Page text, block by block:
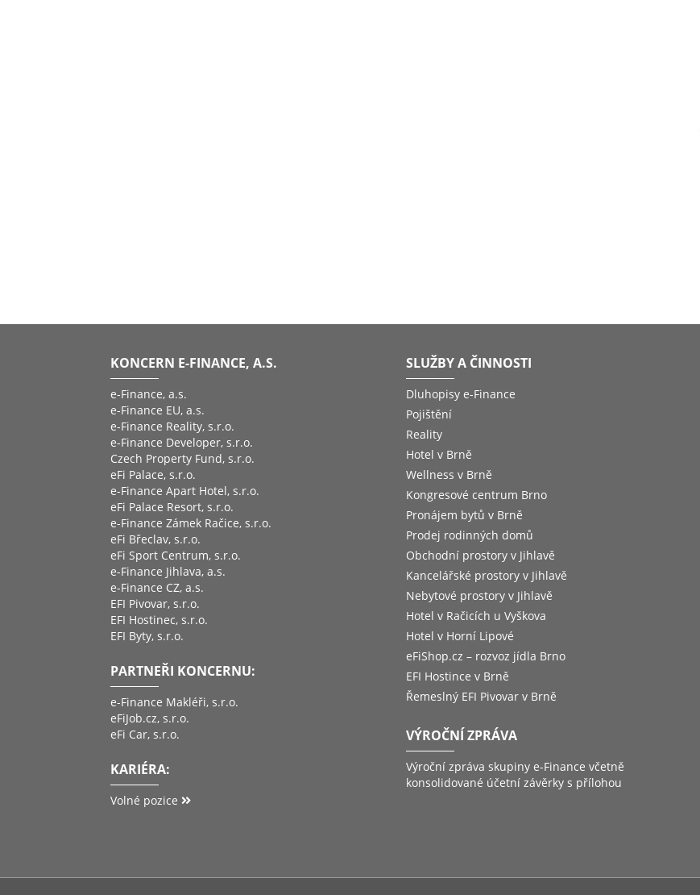
KONCERN E-FINANCE, A.S.
e-Finance, a.s.
e-Finance EU, a.s.
e-Finance Reality, s.r.o.
e-Finance Developer, s.r.o.
Czech Property Fund, s.r.o.
eFi Palace, s.r.o.
e-Finance Apart Hotel, s.r.o.
eFi Palace Resort, s.r.o.
e-Finance Zámek Račice, s.r.o.
eFi Břeclav, s.r.o.
eFi Sport Centrum, s.r.o.
e-Finance Jihlava, a.s.
e-Finance CZ, a.s.
EFI Pivovar, s.r.o.
EFI Hostinec, s.r.o.
EFI Byty, s.r.o.
PARTNEŘI KONCERNU:
e-Finance Makléři, s.r.o.
eFiJob.cz, s.r.o.
eFi Car, s.r.o.
KARIÉRA:
Volné pozice
SLUŽBY A ČINNOSTI
Dluhopisy e-Finance
Pojištění
Reality
Hotel v Brně
Wellness v Brně
Kongresové centrum Brno
Pronájem bytů v Brně
Prodej rodinných domů
Obchodní prostory v Jihlavě
Kancelářské prostory v Jihlavě
Nebytové prostory v Jihlavě
Hotel v Račicích u Vyškova
Hotel v Horní Lipové
eFiShop.cz – rozvoz jídla Brno
EFI Hostince v Brně
Řemeslný EFI Pivovar v Brně
VÝROČNÍ ZPRÁVA
Výroční zpráva skupiny e-Finance včetně
konsolidované účetní závěrky s přílohou